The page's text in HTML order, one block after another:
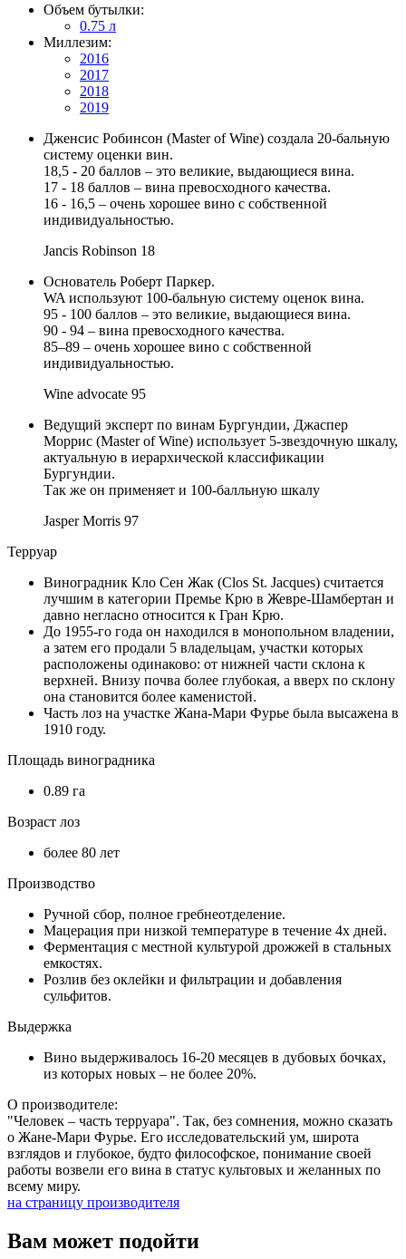
Объем бутылки:
0.75 л
Миллезим:
2016
2017
2018
2019
Дженсис Робинсон (Master of Wine) создала 20-бальную
систему оценки вин.
18,5 - 20 баллов – это великие, выдающиеся вина.
17 - 18 баллов – вина превосходного качества.
16 - 16,5 – очень хорошее вино с собственной
индивидуальностью.
Jancis Robinson 18
Основатель Роберт Паркер.
WA используют 100-бальную систему оценок вина.
95 - 100 баллов – это великие, выдающиеся вина.
90 - 94 – вина превосходного качества.
85–89 – очень хорошее вино с собственной
индивидуальностью.
Wine advocate 95
Ведущий эксперт по винам Бургундии, Джаспер
Моррис (Master of Wine) использует 5-звездочную шкалу,
актуальную в иерархической классификации
Бургундии.
Так же он применяет и 100-балльную шкалу
Jasper Morris 97
Терруар
Виноградник Кло Сен Жак (Clos St. Jacques) считается
лучшим в категории Премье Крю в Жевре-Шамбертан и
давно негласно относится к Гран Крю.
До 1955-го года он находился в монопольном владении,
а затем его продали 5 владельцам, участки которых
расположены одинаково: от нижней части склона к
верхней. Внизу почва более глубокая, а вверх по склону
она становится более каменистой.
Часть лоз на участке Жана-Мари Фурье была высажена в
1910 году.
Площадь виноградника
0.89 га
Возраст лоз
более 80 лет
Производство
Ручной сбор, полное гребнеотделение.
Мацерация при низкой температуре в течение 4х дней.
Ферментация c местной культурой дрожжей в стальных
емкостях.
Розлив без оклейки и фильтрации и добавления
сульфитов.
Выдержка
Вино выдерживалось 16-20 месяцев в дубовых бочках,
из которых новых – не более 20%.
О производителе:
"Человек – часть терруара". Так, без сомнения, можно сказать
о Жане-Мари Фурье. Его исследовательский ум, широта
взглядов и глубокое, будто философское, понимание своей
работы возвели его вина в статус культовых и желанных по
всему миру.
на страницу производителя
Вам может подойти